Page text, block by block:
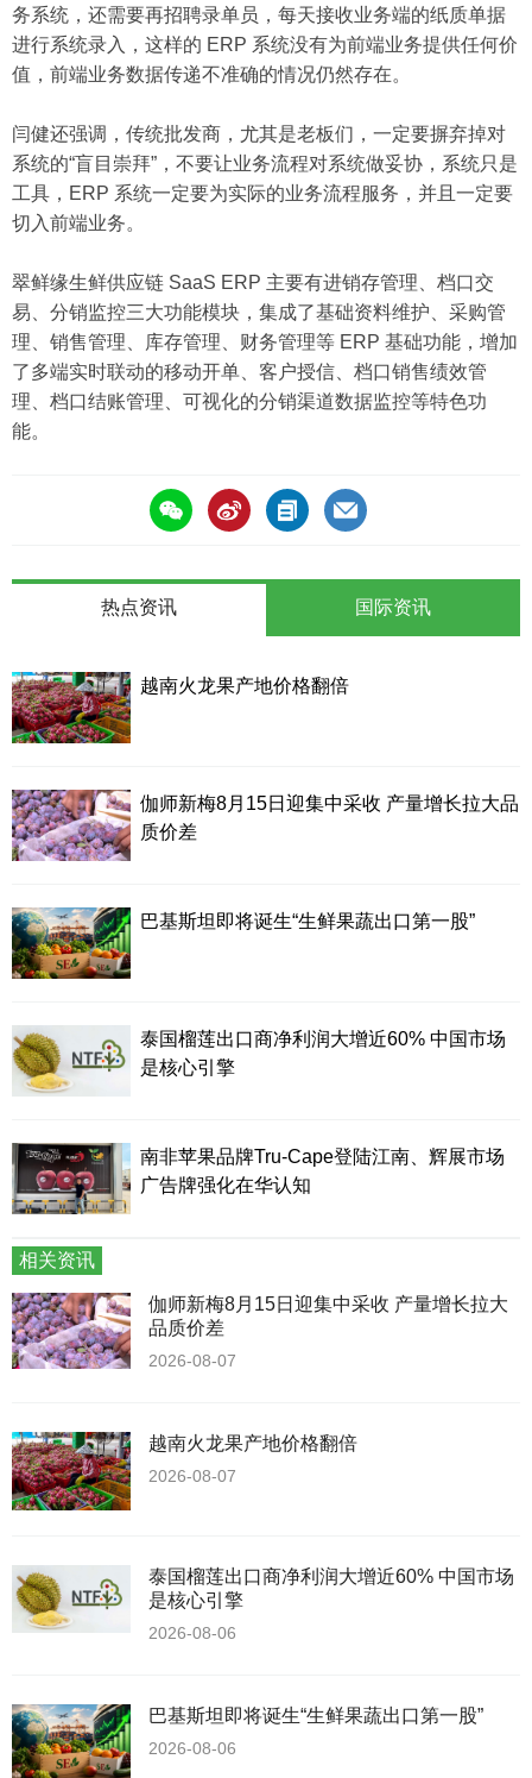
务系统，还需要再招聘录单员，每天接收业务端的纸质单据
进行系统录入，这样的 ERP 系统没有为前端业务提供任何价
值，前端业务数据传递不准确的情况仍然存在。
闫健还强调，传统批发商，尤其是老板们，一定要摒弃掉对
系统的“盲目崇拜”，不要让业务流程对系统做妥协，系统只是
工具，ERP 系统一定要为实际的业务流程服务，并且一定要
切入前端业务。
翠鲜缘生鲜供应链 SaaS ERP 主要有进销存管理、档口交
易、分销监控三大功能模块，集成了基础资料维护、采购管
理、销售管理、库存管理、财务管理等 ERP 基础功能，增加
了多端实时联动的移动开单、客户授信、档口销售绩效管
理、档口结账管理、可视化的分销渠道数据监控等特色功
能。
热点资讯
越南火龙果产地价格翻倍
伽师新梅8月15日迎集中采收 产量增长拉大品
质价差
巴基斯坦即将诞生“生鲜果蔬出口第一股”
泰国榴莲出口商净利润大增近60% 中国市场
是核心引擎
南非苹果品牌Tru-Cape登陆江南、辉展市场
广告牌强化在华认知
国际资讯
相关资讯
伽师新梅8月15日迎集中采收 产量增长拉大
品质价差
2026-08-07
越南火龙果产地价格翻倍
2026-08-07
泰国榴莲出口商净利润大增近60% 中国市场
是核心引擎
2026-08-06
巴基斯坦即将诞生“生鲜果蔬出口第一股”
2026-08-06